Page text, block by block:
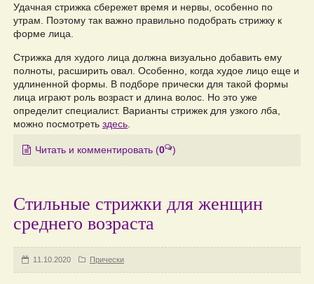
Удачная стрижка сбережет время и нервы, особенно по
утрам. Поэтому так важно правильно подобрать стрижку к
форме лица.
Стрижка для худого лица должна визуально добавить ему
полноты, расширить овал. Особенно, когда худое лицо еще и
удлиненной формы. В подборе прически для такой формы
лица играют роль возраст и длина волос. Но это уже
определит специалист. Варианты стрижек для узкого лба,
можно посмотреть здесь.
Читать и комментировать (0 )
Стильные стрижки для женщин
среднего возраста
11.10.2020 Прически